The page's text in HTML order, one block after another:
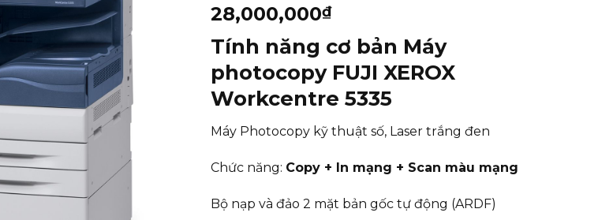
28,000,000₫
Tính năng cơ bản Máy
photocopy FUJI XEROX
Workcentre 5335
Máy Photocopy kỹ thuật số, Laser trắng đen
Chức năng: Copy + In mạng + Scan màu mạng
Bộ nạp và đảo 2 mặt bản gốc tự động (ARDF)